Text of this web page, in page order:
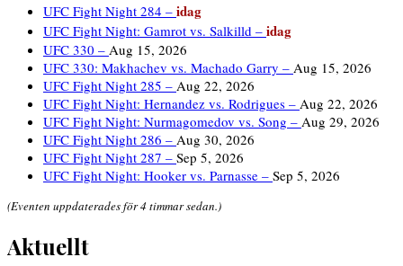
UFC Fight Night 284 – idag
UFC Fight Night: Gamrot vs. Salkilld – idag
UFC 330 – Aug 15, 2026
UFC 330: Makhachev vs. Machado Garry – Aug 15, 2026
UFC Fight Night 285 – Aug 22, 2026
UFC Fight Night: Hernandez vs. Rodrigues – Aug 22, 2026
UFC Fight Night: Nurmagomedov vs. Song – Aug 29, 2026
UFC Fight Night 286 – Aug 30, 2026
UFC Fight Night 287 – Sep 5, 2026
UFC Fight Night: Hooker vs. Parnasse – Sep 5, 2026
(Eventen uppdaterades för 4 timmar sedan.)
Aktuellt